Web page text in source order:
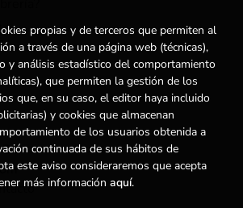
54
propias y de terceros que permiten al
a través de una página web (técnicas),
y análisis estadístico del comportamiento
que permiten la gestión de los
que, en su caso, el editor haya incluido
y cookies que almacenan
de los usuarios obtenida a
continuada de sus hábitos de
este aviso consideraremos que acepta
más información aquí.